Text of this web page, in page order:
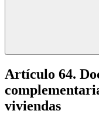
Artículo 64.
viviendas